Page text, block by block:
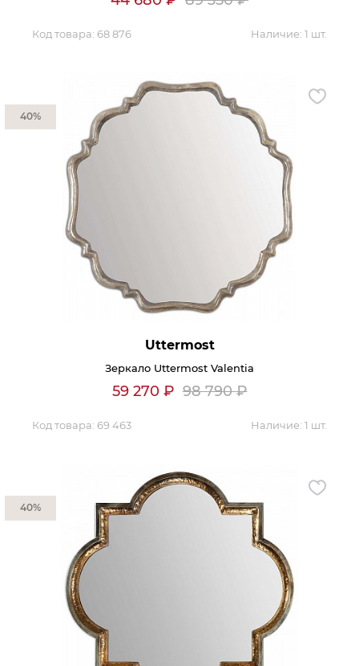
Код товара: 68 876 Наличие: 1 шт.
Uttermost
Зеркало Uttermost Valentia
59 270 ₽ 98 790₽
Код товара: 69 463 Наличие: 1 шт.
40%
40%